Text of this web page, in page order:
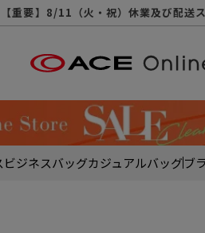
【重要】システムエラーによる出荷
【重要】8/11（火・祝）休業及び配送
【重要】令和８年熊本地震に伴う配
【重要】納品書・領収書ペーパーレス化
要】天候不良や交通状況・物量増等に
【重要】悪質な詐欺サイトにご
【重要】各種メールが届かない場
【重要】お問い合わせのご対応
【重要】SNSのなりすまし詐欺に
ビジネスバッグカジュアルバッグブ